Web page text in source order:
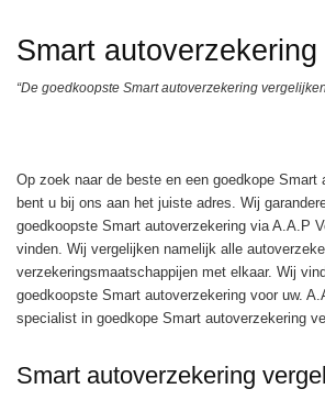
Smart autoverzekering
“De goedkoopste Smart autoverzekering
Op zoek naar de beste en een goedkope Smart
bent u bij ons aan het juiste adres. Wij
goedkoopste Smart autoverzekering via A.A.P
vinden. Wij vergelijken namelijk alle
verzekeringsmaatschappijen met elkaar. Wij
goedkoopste Smart autoverzekering voor uw.
specialist in goedkope Smart autoverzekering
Smart autoverzekering